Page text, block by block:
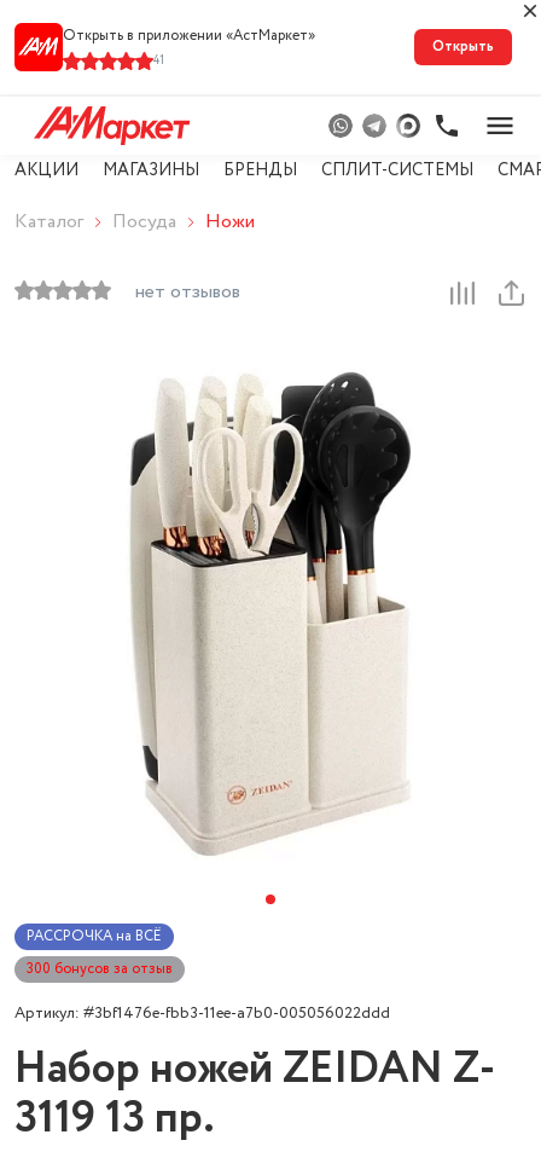
Открыть в приложении «АстМарке‪т‬»
41
Открыть
АКЦИИ МАГАЗИНЫ БРЕНДЫ СПЛИТ-СИСТЕМЫ
Каталог Посуда Ножи
нет отзывов
РАССРОЧКА на ВСЁ
300 бонусов за отзыв
Артикул: #3bf1476e-fbb3-11ee-a7b0-005056022ddd
Набор ножей ZEIDAN Z-
3119 13 пр.